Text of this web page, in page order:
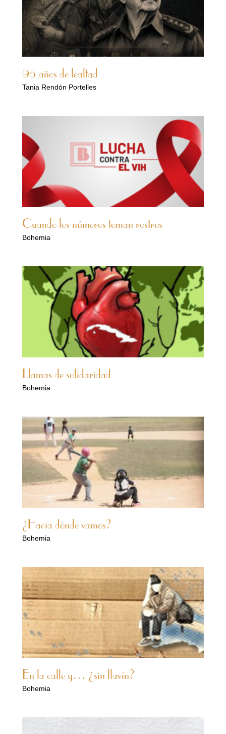
95 años de lealtad
Tania Rendón Portelles
Cuando los números toman rostros
Bohemia
Llamas de solidaridad
Bohemia
¿Hacia dónde vamos?
Bohemia
En la calle y… ¿sin llavín?
Bohemia